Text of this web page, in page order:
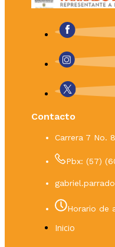
Contacto
Carrera 7 No.
Pbx: (57)
Horario de
Inicio